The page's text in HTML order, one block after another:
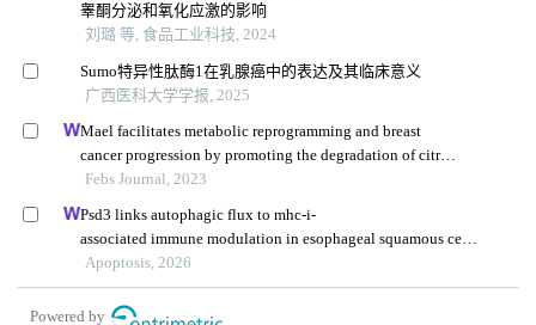
睾酮分泌和氧化应激的影响
刘璐 等, 食品工业科技, 2024
Sumo特异性肽酶1在乳腺癌中的表达及其临床意义
广西医科大学学报, 2025
Mael facilitates metabolic reprogramming and breast
cancer progression by promoting the degradation of citrate
synthase and fumarate hydratase via chaperone-mediated
Febs Journal, 2023
Psd3 links autophagic flux to mhc-i-
associated immune modulation in esophageal squamous cell
carcinoma
Apoptosis, 2026
Powered by